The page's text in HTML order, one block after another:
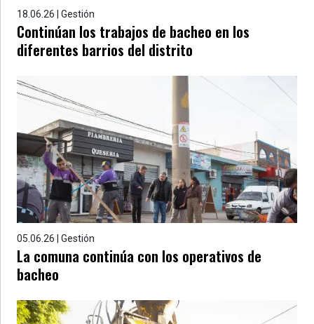
18.06.26 | Gestión
Continúan los trabajos de bacheo en los
diferentes barrios del distrito
05.06.26 | Gestión
La comuna continúa con los operativos de
bacheo